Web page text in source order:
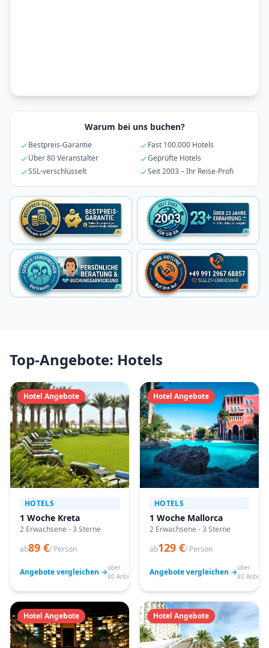
Warum bei uns buchen?
Bestpreis-Garantie
Fast 100.000 Hotels
Über 80 Veranstalter
Geprüfte Hotels
SSL-verschlüsselt
Seit 2003 – Ihr Reise-Profi
Top-Angebote: Hotels
Hotel Angebote
HOTELS
1 Woche Kreta
2 Erwachsene - 3 Sterne
ab89 €/ Person
Angebote vergleichen →über
80 Anbieter
Hotel Angebote
HOTELS
1 Woche Mallorca
2 Erwachsene - 3 Sterne
ab129 €/ Person
Angebote vergleichen →über
80
Hotel Angebote Hotel Angebote